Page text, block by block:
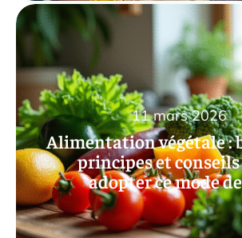
Alimentation végétale :
principes et
adopter ce mode
11 mars 2026